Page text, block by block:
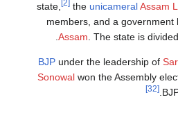
state,
theunicameral
members, and a
Assam. The state is
.
BJPunder the leadership
Sonowalwon the Assembly
[32]